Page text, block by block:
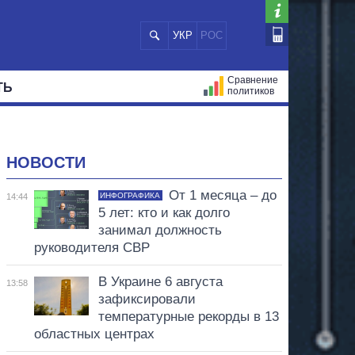
УКР РОС
Сравнение
политиков
НОВОСТИ
14:44 ИНФОГРАФИКА
От 1 месяца – до
5 лет: кто и как долго
занимал должность
руководителя СВР
13:58
В Украине 6 августа
зафиксировали
температурные рекорды в 13
областных центрах